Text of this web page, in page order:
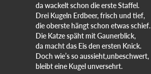
da wackelt schon die erste Staffel.
Drei Kugeln Erdbeer, frisch und tief,
die oberste hängt schon etwas schief.
Die Katze späht mit Gaunerblick,
da macht das Eis den ersten Knick.
Doch wie’s so aussieht,unbeschwert,
bleibt eine Kugel unversehrt.